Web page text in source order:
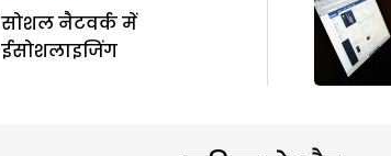
सोशल नैटवर्क में
ईसोशलाइजिंग